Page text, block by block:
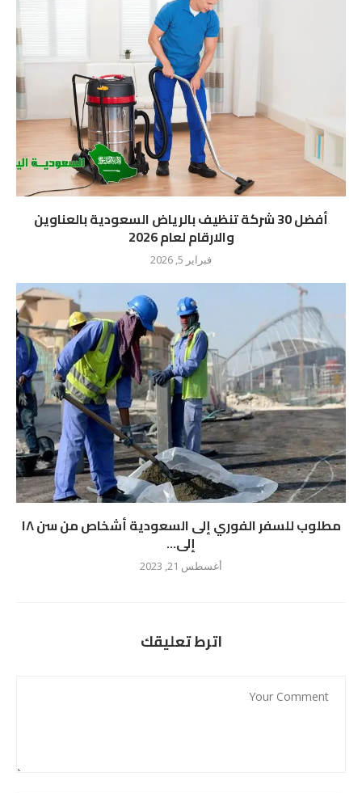
أفضل 30 شركة تنظيف بالرياض السعودية بالعناوين
والارقام لعام 2026
فبراير 5, 2026
مطلوب للسفر الفوري إلى السعودية أشخاص من سن ١٨
إلى...
أغسطس 21, 2023
اترط تعليقك